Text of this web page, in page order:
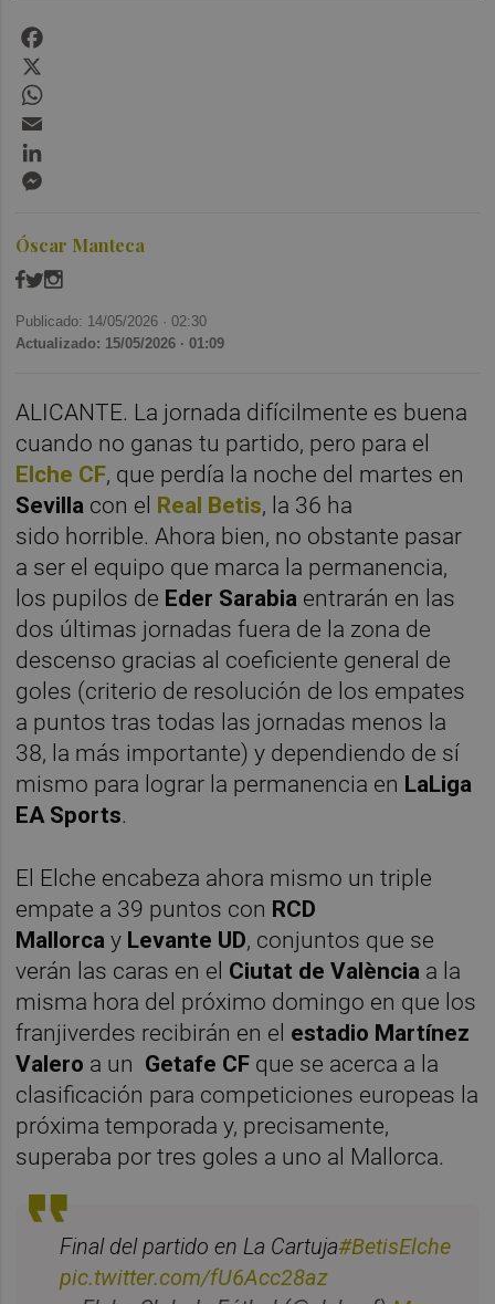
Óscar Manteca
Publicado: 14/05/2026 ·02:30
Actualizado: 15/05/2026 · 01:09
ALICANTE. La jornada difícilmente es buena
cuando no ganas tu partido, pero para el
Elche CF, que perdía la noche del martes en
Sevilla con el Real Betis, la 36 ha
sido horrible. Ahora bien, no obstante pasar
a ser el equipo que marca la permanencia,
los pupilos de Eder Sarabia entrarán en las
dos últimas jornadas fuera de la zona de
descenso gracias al coeficiente general de
goles (criterio de resolución de los empates
a puntos tras todas las jornadas menos la
38, la más importante) y dependiendo de sí
mismo para lograr la permanencia en LaLiga
EA Sports.
El Elche encabeza ahora mismo un triple
empate a 39 puntos con RCD
Mallorcay Levante UD, conjuntos que se
verán las caras en el Ciutat de València a la
misma hora del próximo domingo en que los
franjiverdes recibirán en el estadio Martínez
Valero a un Getafe CF que se acerca a la
clasificación para competiciones europeas la
próxima temporada y, precisamente,
superaba por tres goles a uno al Mallorca.
Final del partido en La Cartuja#BetisElche
pic.twitter.com/fU6Acc28az